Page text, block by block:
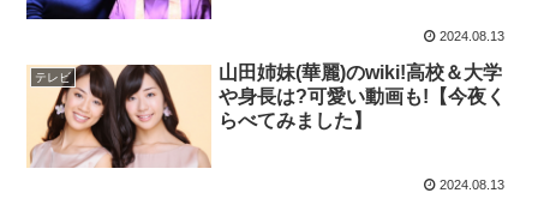
2024.08.13
テレビ
山田姉妹(華麗)のwiki!高校＆大学
や身長は?可愛い動画も!【今夜く
らべてみました】
2024.08.13